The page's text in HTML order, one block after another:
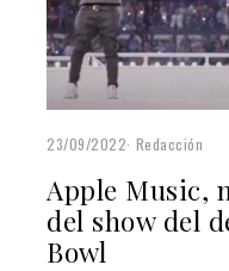
23/09/2022 Redacción
Apple Music,
del show del
Bowl